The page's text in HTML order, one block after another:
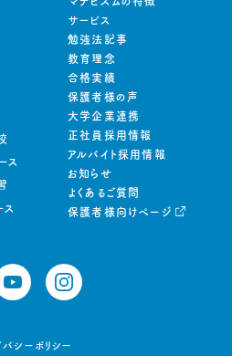
ス
ス
サービス
勉強法記事
教育理念
合格実績
保護者様の声
大学企業連携
正社員採用情報
アルバイト採用情報
お知らせ
よくあるご質問
保護者様向けページ
バシーポリシー